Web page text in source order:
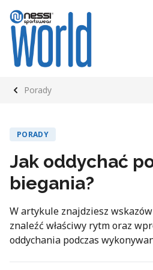
Porady
PORADY
Jak oddychać
biegania?
W artykule znajdziesz
znaleźć właściwy rytm oraz
oddychania podczas